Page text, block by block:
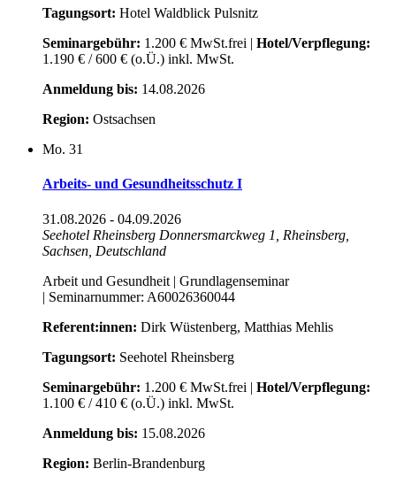
Tagungsort: Hotel Waldblick Pulsnitz
Seminargebühr: 1.200 € MwSt.frei | Hotel/Verpflegung:
1.190 € / 600 € (o.Ü.) inkl. MwSt.
Anmeldung bis: 14.08.2026
Region: Ostsachsen
Mo. 31
Arbeits- und Gesundheitsschutz I
31.08.2026 - 04.09.2026
Seehotel Rheinsberg Donnersmarckweg 1, Rheinsberg,
Sachsen, Deutschland
Arbeit und Gesundheit | Grundlagenseminar
| Seminarnummer: A60026360044
Referent:innen: Dirk Wüstenberg, Matthias Mehlis
Tagungsort: Seehotel Rheinsberg
Seminargebühr: 1.200 € MwSt.frei | Hotel/Verpflegung:
1.100 € / 410 € (o.Ü.) inkl. MwSt.
Anmeldung bis: 15.08.2026
Region: Berlin-Brandenburg